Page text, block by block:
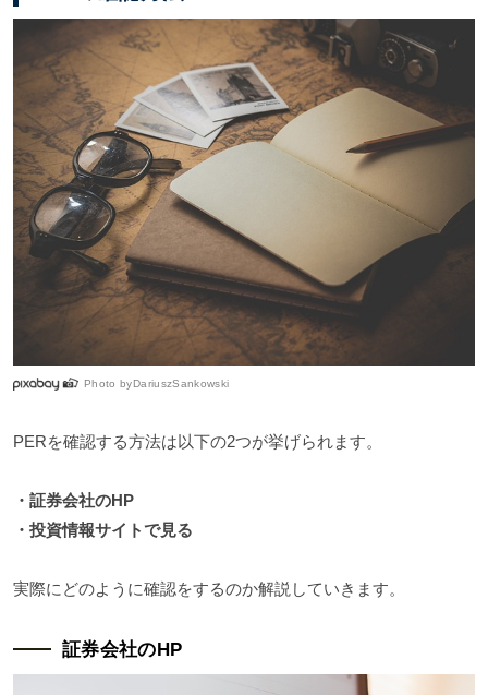
Photo byDariuszSankowski
PERを確認する方法は以下の2つが挙げられます。
・証券会社のHP
・投資情報サイトで見る
実際にどのように確認をするのか解説していきます。
証券会社のHP